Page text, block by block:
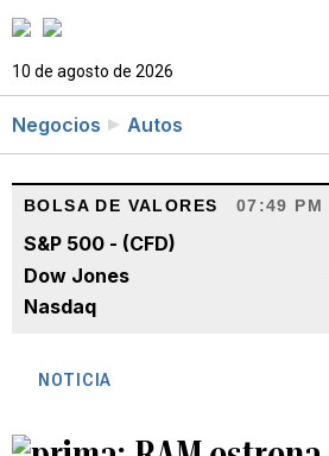
10 de agosto de 2026
Negocios Autos
BOLSA DE VALORES 07:49 PM
S&P 500 - (CFD)
Dow Jones
Nasdaq
NOTICIA